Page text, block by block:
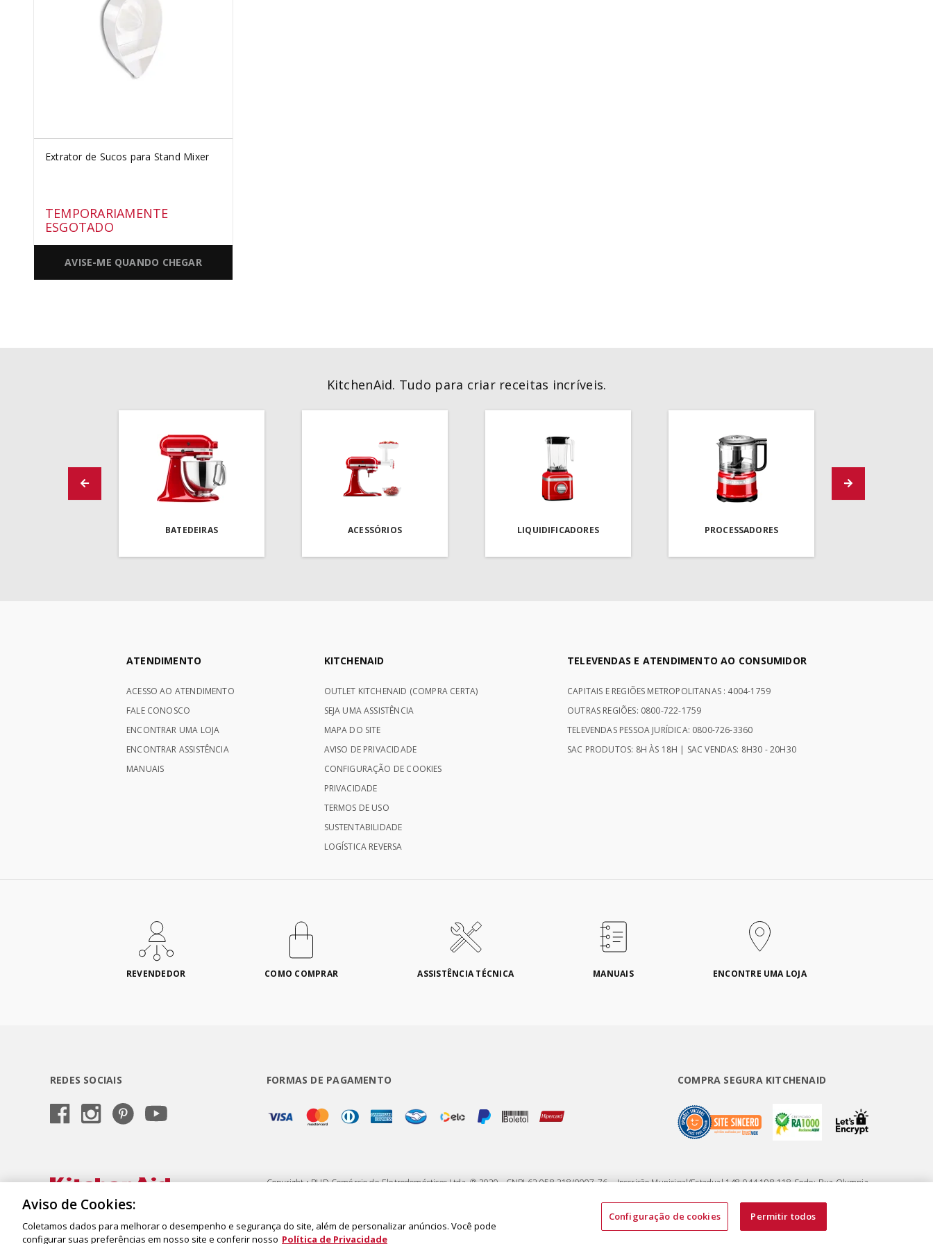
Extrator de Sucos para Stand Mixer
TEMPORARIAMENTE
ESGOTADO
AVISE-ME QUANDO CHEGAR
KitchenAid. Tudo para criar receitas incríveis.
BATEDEIRAS ACESSÓRIOS LIQUIDIFICADORES PROCESSADORES
ATENDIMENTO
ACESSO AO ATENDIMENTO
FALE CONOSCO
ENCONTRAR UMA LOJA
ENCONTRAR ASSISTÊNCIA
MANUAIS
KITCHENAID
OUTLET KITCHENAID (COMPRA CERTA)
SEJA UMA ASSISTÊNCIA
MAPA DO SITE
AVISO DE PRIVACIDADE
CONFIGURAÇÃO DE COOKIES
PRIVACIDADE
TERMOS DE USO
SUSTENTABILIDADE
LOGÍSTICA REVERSA
TELEVENDAS E ATENDIMENTO AO CONSUMIDOR
CAPITAIS E REGIÕES METROPOLITANAS : 4004-1759
OUTRAS REGIÕES: 0800-722-1759
TELEVENDAS PESSOA JURÍDICA: 0800-726-3360
SAC PRODUTOS: 8H ÀS 18H | SAC VENDAS: 8H30 - 20H30
REVENDEDOR COMO COMPRAR ASSISTÊNCIA TÉCNICA MANUAIS ENCONTRE UMA LOJA
REDES SOCIAIS FORMAS DE PAGAMENTO COMPRA SEGURA KITCHENAID
Copyright • BUD Comércio de Eletrodomésticos Ltda. ® 2020 - CNPJ 62.058.318/0007-76. - Inscrição Municipal/Estadual 148.044.198.118 Sede: Rua Olympia
Aviso de Cookies:
Coletamos dados para melhorar o desempenho e segurança do site, além de personalizar anúncios. Você pode
configurar suas preferências em nosso site e conferir nosso Política de Privacidade
Configuração de cookies Permitir todos